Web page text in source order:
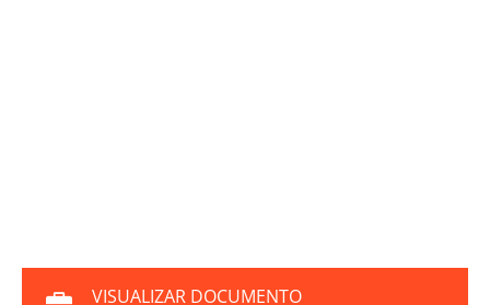
VISUALIZAR DOCUMENTO